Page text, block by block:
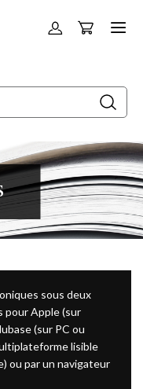
Allez
Panier
sous deux
pour Apple (sur
(sur PC ou
lisible
ou par un navigateur